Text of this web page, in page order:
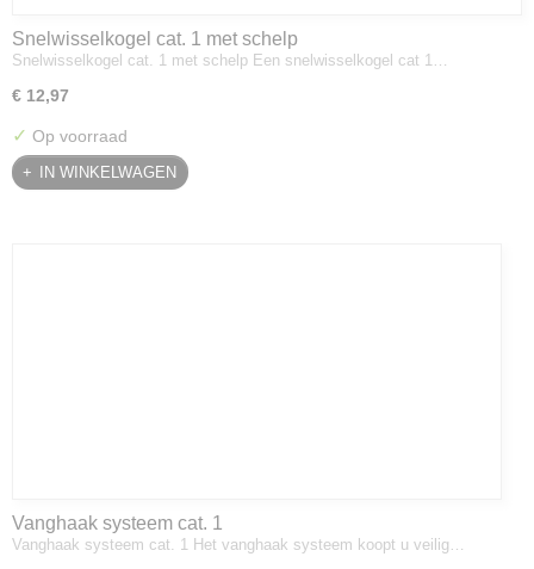
Snelwisselkogel cat. 1 met schelp
Snelwisselkogel cat. 1 met schelp Een snelwisselkogel cat 1…
€ 12,97
✓ Op voorraad
IN WINKELWAGEN
Vanghaak systeem cat. 1
Vanghaak systeem cat. 1 Het vanghaak systeem koopt u veilig…